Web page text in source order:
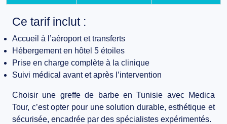
Ce tarif inclut :
Accueil à l’aéroport et transferts
Hébergement en hôtel 5 étoiles
Prise en charge complète à la clinique
Suivi médical avant et après l’intervention
Choisir une greffe de barbe en Tunisie avec Medica
Tour, c’est opter pour une solution durable, esthétique et
sécurisée, encadrée par des spécialistes expérimentés.